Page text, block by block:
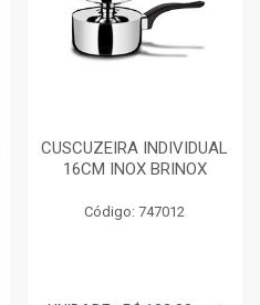
CUSCUZEIRA INDIVIDUAL
16CM INOX BRINOX
Código: 747012